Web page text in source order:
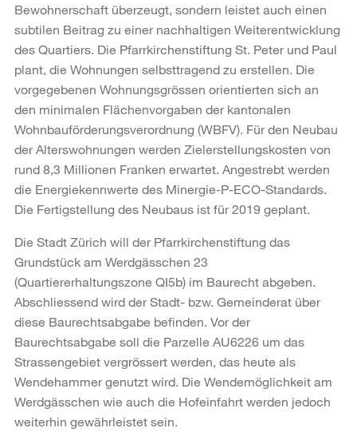
Bewohnerschaft überzeugt, sondern leistet auch einen
subtilen Beitrag zu einer nachhaltigen Weiterentwicklung
des Quartiers. Die Pfarrkirchenstiftung St. Peter und Paul
plant, die Wohnungen selbsttragend zu erstellen. Die
vorgegebenen Wohnungsgrössen orientierten sich an
den minimalen Flächenvorgaben der kantonalen
Wohnbauförderungsverordnung (WBFV). Für den Neubau
der Alterswohnungen werden Zielerstellungskosten von
rund 8,3 Millionen Franken erwartet. Angestrebt werden
die Energiekennwerte des Minergie-P-ECO-Standards.
Die Fertigstellung des Neubaus ist für 2019 geplant.
Die Stadt Zürich will der Pfarrkirchenstiftung das
Grundstück am Werdgässchen 23
(Quartiererhaltungszone QI5b) im Baurecht abgeben.
Abschliessend wird der Stadt- bzw. Gemeinderat über
diese Baurechtsabgabe befinden. Vor der
Baurechtsabgabe soll die Parzelle AU6226 um das
Strassengebiet vergrössert werden, das heute als
Wendehammer genutzt wird. Die Wendemöglichkeit am
Werdgässchen wie auch die Hofeinfahrt werden jedoch
weiterhin gewährleistet sein.